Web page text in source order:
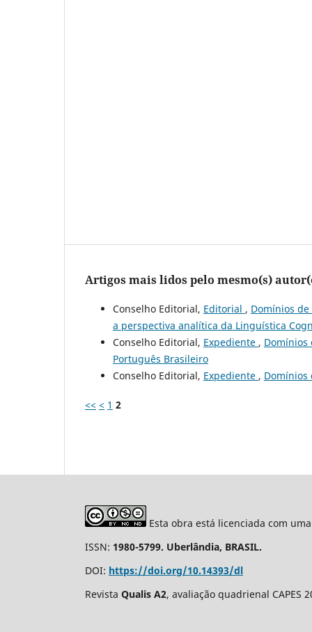
Artigos mais lidos pelo mesmo(s)
Conselho Editorial, Editorial , Domínios
a perspectiva analítica da Linguística
Conselho Editorial, Expediente , Domínios
Português Brasileiro
Conselho Editorial, Expediente , Domínios
<< < 1 2
Esta obra está licenciada com
ISSN: 1980-5799. Uberlândia, BRASIL.
DOI: https://doi.org/10.14393/dl
Revista Qualis A2, avaliação quadrienal CAPES